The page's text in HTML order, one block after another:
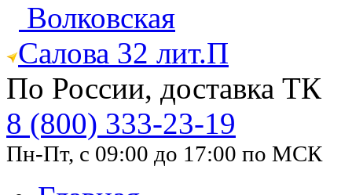
Волковская
Салова 32 лит.П
По России, доставка ТК
8 (800) 333-23-19
Пн-Пт, с 09:00 до 17:00 по МСК